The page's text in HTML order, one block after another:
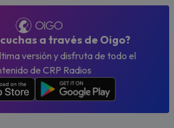
a través de Oigo?
versión y disfruta de todo el
de CRP Radios